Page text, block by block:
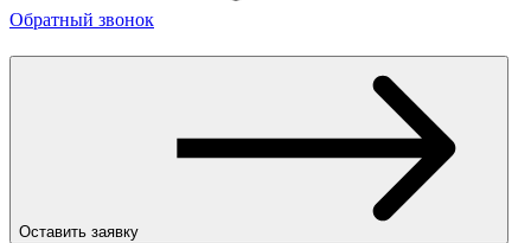
Обратный звонок
Оставить заявку